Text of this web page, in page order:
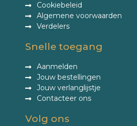
Cookiebeleid
Algemene voorwaarden
Verdelers
Snelle toegang
Aanmelden
Jouw bestellingen
Jouw verlanglijstje
Contacteer ons
Volg ons